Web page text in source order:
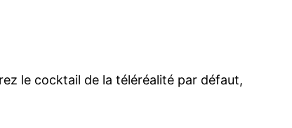
le cocktail de la téléréalité par défaut,